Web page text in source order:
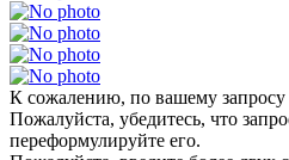
К сожалению, по вашему запросу
Пожалуйста, убедитесь, что
переформулируйте его.